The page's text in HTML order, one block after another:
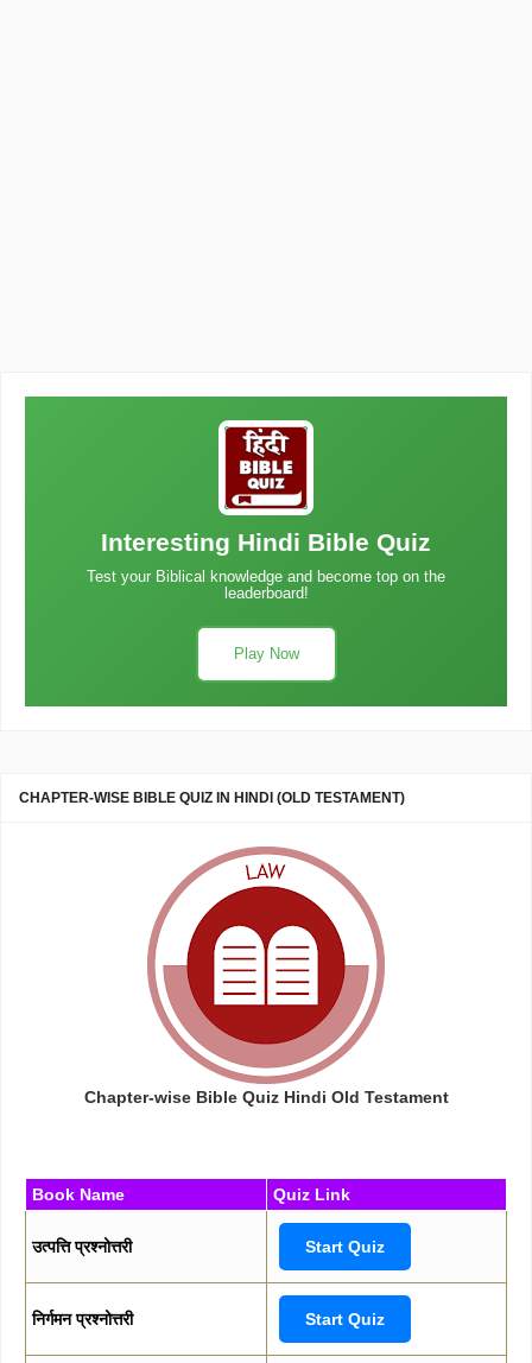
Interesting Hindi Bible Quiz
Test your Biblical knowledge and become top on the
leaderboard!
Play Now
CHAPTER-WISE BIBLE QUIZ IN HINDI (OLD TESTAMENT)
Chapter-wise Bible Quiz Hindi Old Testament
Book Name Quiz Link
उत्पत्ति प्रश्नोत्तरी Start Quiz
निर्गमन प्रश्नोत्तरी Start Quiz